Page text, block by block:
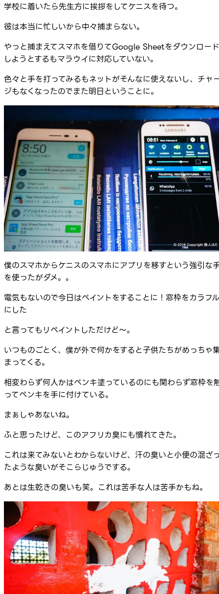
学校に着いたら先生方に挨拶をしてケニスを待つ。
彼は本当に忙しいから中々捕まらない。
やっと捕まえてスマホを借りてGoogle Sheetをダウンロード
しようとするもマラウイに対応していない。
色々と手を打ってみるもネットがそんなに使えないし、チャ
ジもなくなったのでまた明日ということに。
僕のスマホからケニスのスマホにアプリを移すという強引な
を使ったがダメ。。
電気もないので今日はペイントをすることに！窓枠をカラフル
にした
と言ってもリペイントしただけど～。
いつものごとく、僕が外で何かをすると子供たちがめっちゃ
まってくる。
相変わらず何人かはペンキ塗っているのにも関わらず窓枠を
ってペンキを手に付けている。
まぁしゃあないね。
ふと思ったけど、このアフリカ臭にも慣れてきた。
これは来てみないとわからないけど、汗の臭いと小便の混ざ
たような臭いがそこらじゅうでする。
あとは生乾きの臭いも笑。これは苦手な人は苦手かもね。